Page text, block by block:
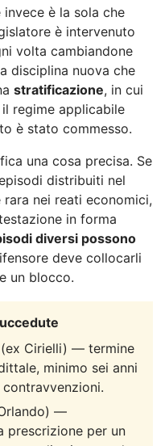
è la sola che
è intervenuto
volta cambiandone
disciplina nuova che
stratificazione, in cui
regime applicabile
è stato commesso.
una cosa precisa. Se
distribuiti nel
nei reati economici,
in forma
diversi possono
deve collocarli
un blocco.
(ex Cirielli) — termine
minimo sei anni
—
prescrizione per un